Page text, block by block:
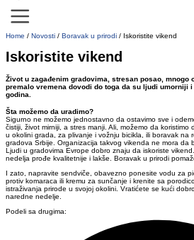
Home / Novosti / Boravak u prirodi / Iskoristite vikend
Iskoristite vikend
Život u zagađenim gradovima, stresan posao, mnogo
premalo vremena dovodi do toga da su ljudi umorniji
godina.
Šta možemo da uradimo?
Sigurno ne možemo jednostavno da ostavimo sve i
čistiji, život mirniji, a stres manji. Ali, možemo da
u okolini grada, za plivanje i vožnju bicikla, ili boravak na
gradova Srbije. Organizacija takvog vikenda ne mora da
Ljudi u gradovima Evrope dobro znaju da iskoriste
nedelja prođe kvalitetnije i lakše. Boravak u prirodi
I zato, napravite sendviče, obavezno ponesite vodu za
protiv komaraca ili kremu za sunčanje i krenite sa
istraživanja prirode u svojoj okolini. Vratićete se kući
naredne nedelje.
Podeli sa drugima: